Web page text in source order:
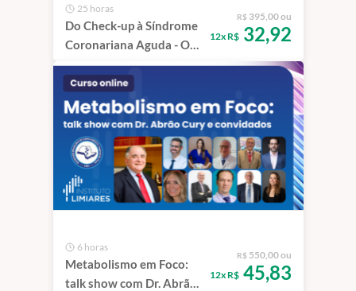
25 horas
Do Check-up à Síndrome
Coronariana Aguda - O
Guia Definitivo para
diagnóstico da Doença
Coronária
R$ 395,00 ou
12x R$32,92
6 horas
Metabolismo em Foco:
talk show com Dr. Abrão
R$ 550,00 ou
12x R$45,83